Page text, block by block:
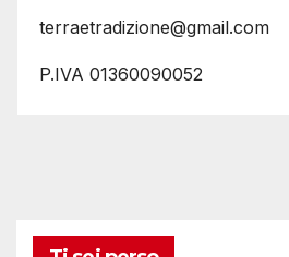
terraetradizione@gmail.com
P.IVA 01360090052